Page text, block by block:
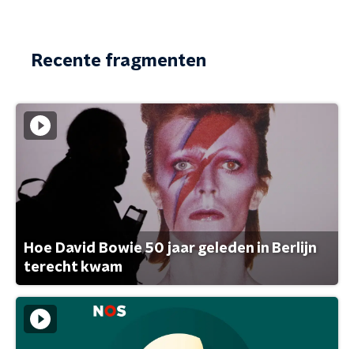
Recente fragmenten
Hoe David Bowie 50 jaar geleden in Berlijn
terecht kwam